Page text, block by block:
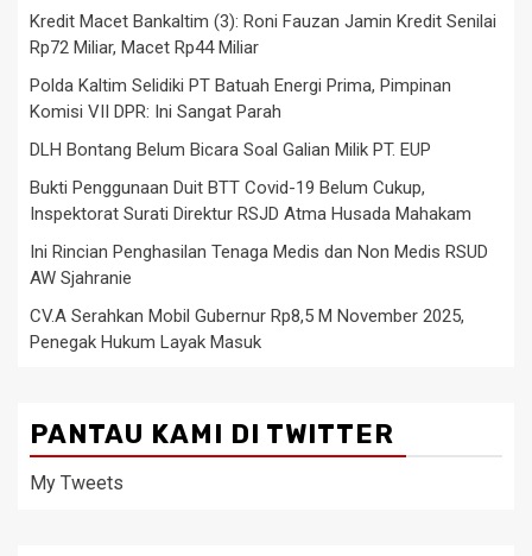
Kredit Macet Bankaltim (3): Roni Fauzan Jamin Kredit Senilai
Rp72 Miliar, Macet Rp44 Miliar
Polda Kaltim Selidiki PT Batuah Energi Prima, Pimpinan
Komisi VII DPR: Ini Sangat Parah
DLH Bontang Belum Bicara Soal Galian Milik PT. EUP
Bukti Penggunaan Duit BTT Covid-19 Belum Cukup,
Inspektorat Surati Direktur RSJD Atma Husada Mahakam
Ini Rincian Penghasilan Tenaga Medis dan Non Medis RSUD
AW Sjahranie
CV.A Serahkan Mobil Gubernur Rp8,5 M November 2025,
Penegak Hukum Layak Masuk
PANTAU KAMI DI TWITTER
My Tweets